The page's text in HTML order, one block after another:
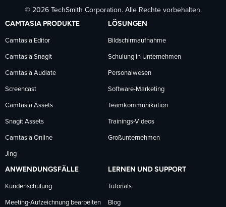
auf
Facebook
folgen
auf
LinkedIn
folgen
auf
YouTube
folgen
© 2026 TechSmith Corporation. Alle Rechte vorbehalten.
CAMTASIA PRODUKTE
Camtasia Editor
Camtasia Snagit
Camtasia Audiate
Screencast
Camtasia Assets
Snagit Assets
Camtasia Online
Jing
LÖSUNGEN
Bildschirmaufnahme
Schulung in Unternehmen
Personalwesen
Software-Marketing
Teamkommunikation
Trainings-Videos
Großunternehmen
ANWENDUNGSFÄLLE
Kundenschulung
Meeting-Aufzeichnung bearbeiten
LERNEN UND SUPPORT
Tutorials
Blog